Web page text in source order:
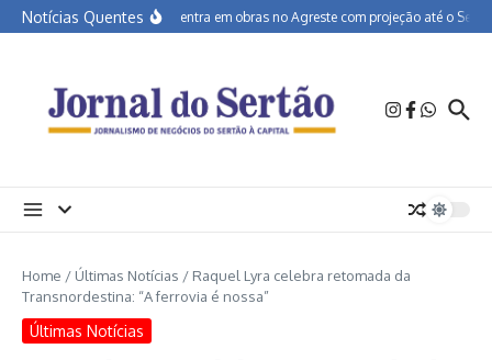
Ir para o conteúdo
Notícias QuentesBR-232 entra em obras no Agreste com projeção até o Sertão
Home / Últimas Notícias / Raquel Lyra celebra retomada da
Transnordestina: “A ferrovia é nossa”
Últimas Notícias